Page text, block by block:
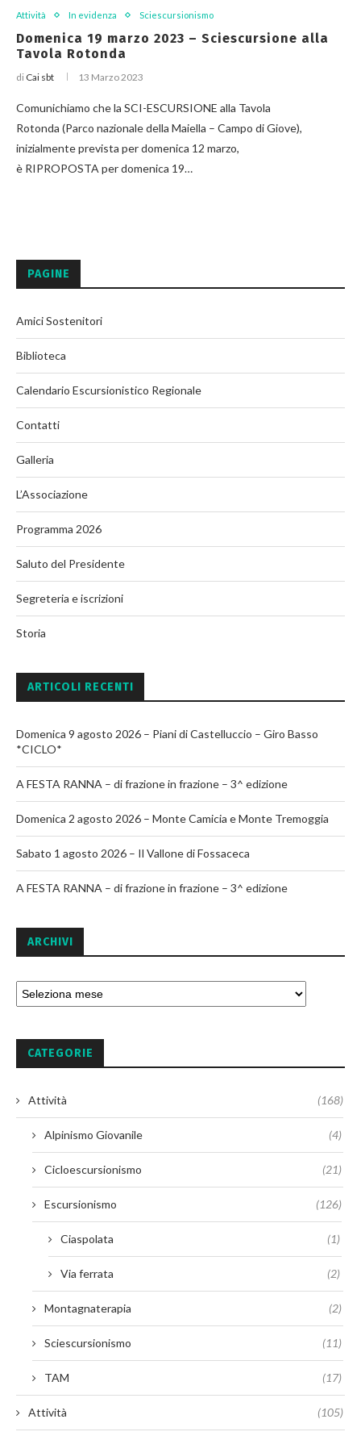
Attività In evidenza Sciescursionismo
Domenica 19 marzo 2023 – Sciescursione alla
Tavola Rotonda
di Cai sbt 13 Marzo 2023
Comunichiamo che la SCI-ESCURSIONE alla Tavola
Rotonda (Parco nazionale della Maiella – Campo di Giove),
inizialmente prevista per domenica 12 marzo,
è RIPROPOSTA per domenica 19…
PAGINE
Amici Sostenitori
Biblioteca
Calendario Escursionistico Regionale
Contatti
Galleria
L’Associazione
Programma 2026
Saluto del Presidente
Segreteria e iscrizioni
Storia
ARTICOLI RECENTI
Domenica 9 agosto 2026 – Piani di Castelluccio – Giro Basso
*CICLO*
A FESTA RANNA – di frazione in frazione – 3^ edizione
Domenica 2 agosto 2026 – Monte Camicia e Monte Tremoggia
Sabato 1 agosto 2026 – Il Vallone di Fossaceca
A FESTA RANNA – di frazione in frazione – 3^ edizione
ARCHIVI
CATEGORIE
Attività (168)
Alpinismo Giovanile (4)
Cicloescursionismo (21)
Escursionismo (126)
Ciaspolata (1)
Via ferrata (2)
Montagnaterapia (2)
Sciescursionismo (11)
TAM (17)
Attività (105)